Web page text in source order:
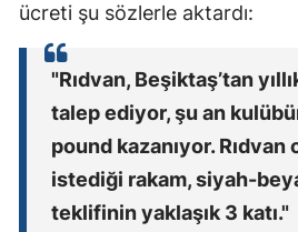
ücreti şu sözlerle aktardı:
"Rıdvan, Beşiktaş’tan
talep ediyor, şu an
pound kazanıyor.
istediği rakam, siyah-
teklifinin yaklaşık 3 katı."